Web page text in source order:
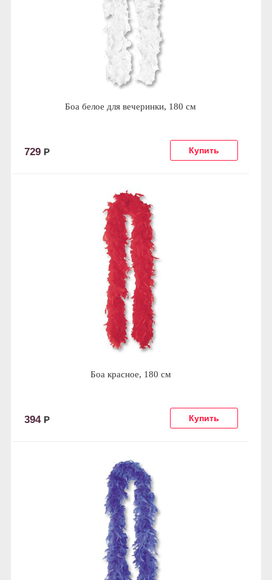
Боа белое для вечеринки, 180 см
729 Р
Боа красное, 180 см
394 Р